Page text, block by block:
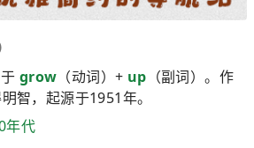
grow （动词）+ up （副词）。作
智，起源于1951年。
年代